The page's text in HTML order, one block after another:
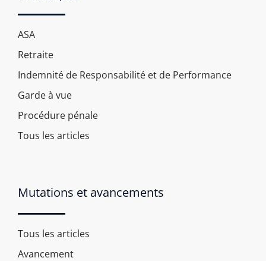
ASA
Retraite
Indemnité de Responsabilité et de Performance
Garde à vue
Procédure pénale
Tous les articles
Mutations et avancements
Tous les articles
Avancement